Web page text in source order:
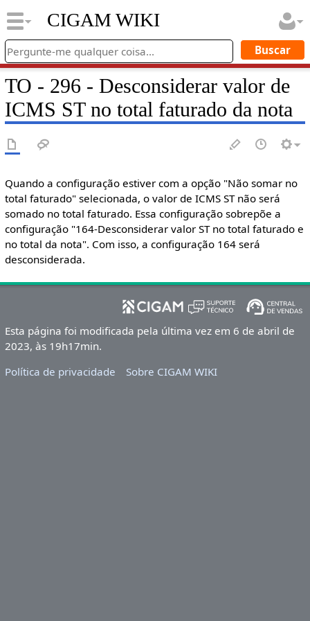
CIGAM WIKI
TO - 296 - Desconsiderar valor de
ICMS ST no total faturado da nota
Quando a configuração estiver com a opção "Não somar no
total faturado" selecionada, o valor de ICMS ST não será
somado no total faturado. Essa configuração sobrepõe a
configuração "164-Desconsiderar valor ST no total faturado e
no total da nota". Com isso, a configuração 164 será
desconsiderada.
Esta página foi modificada pela última vez em 6 de abril de
2023, às 19h17min.
Política de privacidade
Sobre CIGAM WIKI